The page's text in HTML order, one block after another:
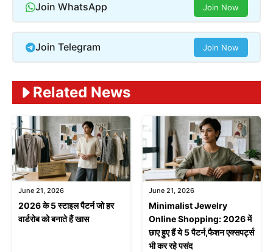
Join WhatsApp Join Now
Join Telegram Join Now
Related News
June 21, 2026
2026 के 5 स्टाइल पैटर्न जो हर
वार्डरोब को बनाते हैं खास
June 21, 2026
Minimalist Jewelry
Online Shopping: 2026 में
छाए हुए हैं ये 5 पैटर्न,फैशन एक्सपर्ट्स
भी कर रहे पसंद